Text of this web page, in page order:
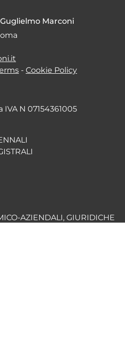
Marconi
- Cookie Policy
N 07154361005
AZIENDALI, GIURIDICHE